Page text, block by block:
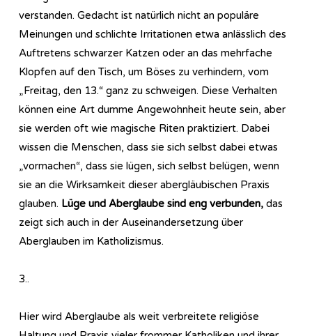
verstanden. Gedacht ist natürlich nicht an populäre
Meinungen und schlichte Irritationen etwa anlässlich des
Auftretens schwarzer Katzen oder an das mehrfache
Klopfen auf den Tisch, um Böses zu verhindern, vom
„Freitag, den 13.“ ganz zu schweigen. Diese Verhalten
können eine Art dumme Angewohnheit heute sein, aber
sie werden oft wie magische Riten praktiziert. Dabei
wissen die Menschen, dass sie sich selbst dabei etwas
„vormachen“, dass sie lügen, sich selbst belügen, wenn
sie an die Wirksamkeit dieser abergläubischen Praxis
glauben. Lüge und Aberglaube sind eng verbunden, das
zeigt sich auch in der Auseinandersetzung über
Aberglauben im Katholizismus.
3..
Hier wird Aberglaube als weit verbreitete religiöse